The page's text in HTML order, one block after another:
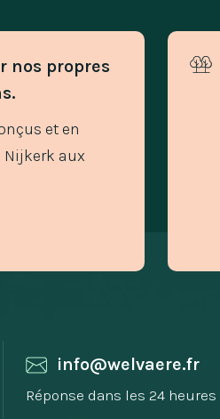
nos propres
et en
Nijkerk aux
info@welvaere.fr
Réponse dans les 24 heures